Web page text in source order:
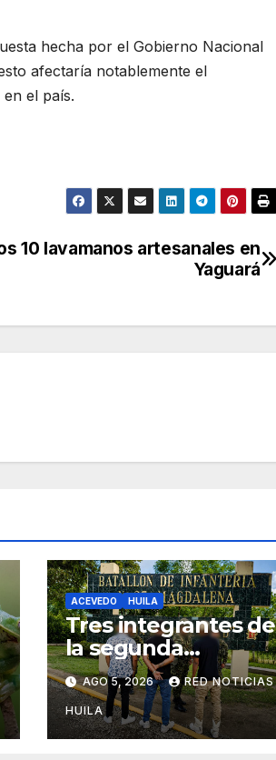
hecha por el Gobierno Nacional
afectaría notablemente el
el país.
10 lavamanos artesanales en
Yaguará
ACEVEDO HUILA
Tres integrantes de
la segunda
marquetalia, se
sometieron a la
justicia
AGO 5, 2026 RED NOTICIAS
HUILA